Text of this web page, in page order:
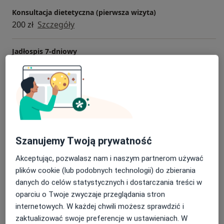
Konsultacja dietetyczna (pierwsza wizyta)
200 zł Szczegóły
Jadłospis 7-dniowy
300 zł Szczegóły
Konsultacja kontrolna
150 zł Szczegóły
200 zł Szczegóły
Pakiet 1-miesięcznej współpracy
500 zł Szczegóły
+ 1 usługa
Szanujemy Twoją prywatność
Akceptując, pozwalasz nam i naszym partnerom używać
plików cookie (lub podobnych technologii) do zbierania
danych do celów statystycznych i dostarczania treści w
oparciu o Twoje zwyczaje przeglądania stron
internetowych. W każdej chwili możesz sprawdzić i
zaktualizować swoje preferencje w ustawieniach. W